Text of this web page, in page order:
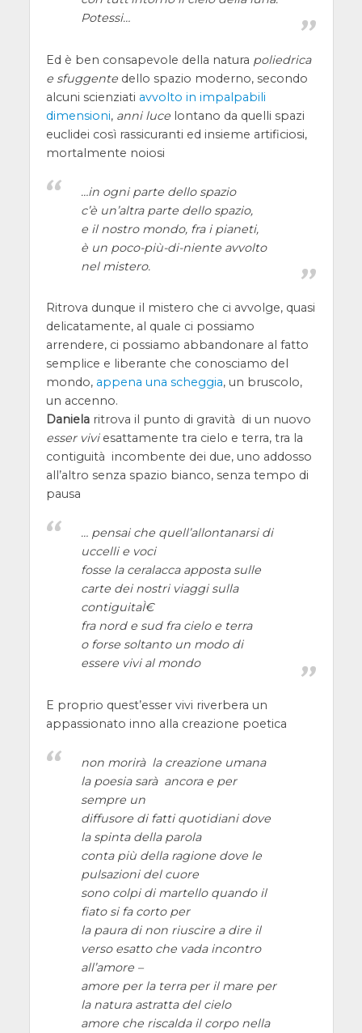
Potessi…
Ed è ben consapevole della natura poliedrica
e sfuggentedello spazio moderno, secondo
alcuni scienziati avvolto in impalpabili
dimensioni, anni lucelontano da quelli spazi
euclidei così rassicuranti ed insieme artificiosi,
mortalmente noiosi
…in ogni parte dello spazio
c’è un’altra parte dello spazio,
e il nostro mondo, fra i pianeti,
è un poco-più-di-niente avvolto
nel mistero.
Ritrova dunque il mistero che ci avvolge, quasi
delicatamente, al quale ci possiamo
arrendere, ci possiamo abbandonare al fatto
semplice e liberante che conosciamo del
mondo, appena una scheggia, un bruscolo,
un accenno.
Danielaritrova il punto di gravità di un nuovo
esser viviesattamente tra cielo e terra, tra la
contiguità incombente dei due, uno addosso
all’altro senza spazio bianco, senza tempo di
pausa
… pensai che quell’allontanarsi di
uccelli e voci
fosse la ceralacca apposta sulle
carte dei nostri viaggi sulla
contiguitaÌ€
fra nord e sud fra cielo e terra
o forse soltanto un modo di
essere vivi al mondo
E proprio quest’esser vivi riverbera un
appassionato inno alla creazione poetica
non morirà la creazione umana
la poesia sarà ancora e per
sempre un
diffusore di fatti quotidiani dove
la spinta della parola
conta più della ragione dove le
pulsazioni del cuore
sono colpi di martello quando il
fiato si fa corto per
la paura di non riuscire a dire il
verso esatto che vada incontro
all’amore –
amore per la terra per il mare per
la natura astratta del cielo
amore che riscalda il corpo nella